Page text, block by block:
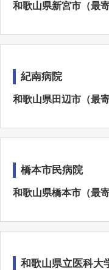
和歌山県新宮市（最
紀南病院
和歌山県田辺市（最
橋本市民病院
和歌山県橋本市（最
和歌山県立医科大